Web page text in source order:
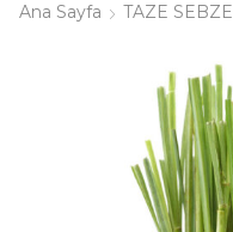
Ana Sayfa TAZE SEBZE